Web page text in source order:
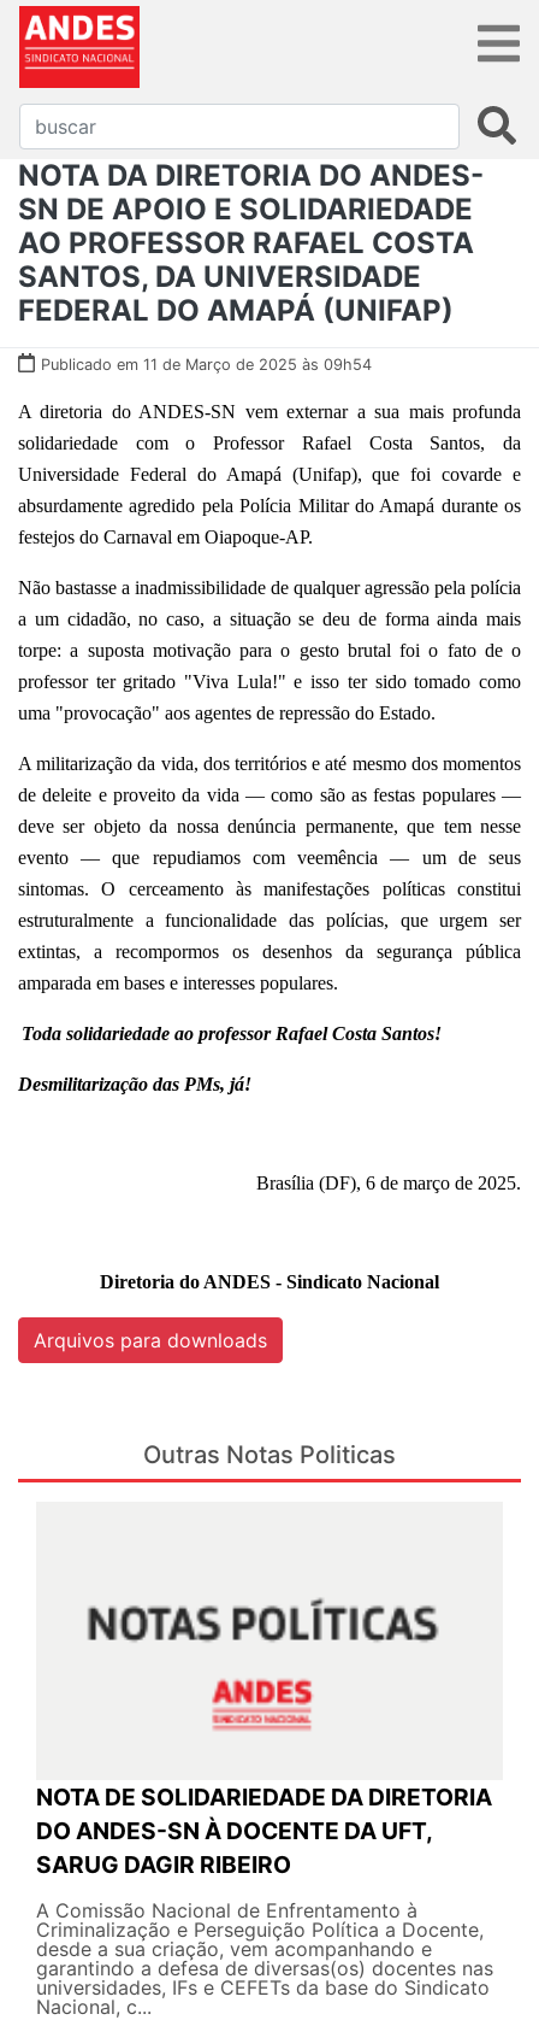
NOTA DA DIRETORIA DO ANDES-
SN DE APOIO E SOLIDARIEDADE
AO PROFESSOR RAFAEL COSTA
SANTOS, DA UNIVERSIDADE
FEDERAL DO AMAPÁ (UNIFAP)
Publicado em 11 de Março de 2025 às 09h54
A diretoria do ANDES-SN vem externar a sua mais profunda
solidariedade com o Professor Rafael Costa Santos, da
Universidade Federal do Amapá (Unifap), que foi covarde e
absurdamente agredido pela Polícia Militar do Amapá durante os
festejos do Carnaval em Oiapoque-AP.
Não bastasse a inadmissibilidade de qualquer agressão pela polícia
a um cidadão, no caso, a situação se deu de forma ainda mais
torpe: a suposta motivação para o gesto brutal foi o fato de o
professor ter gritado "Viva Lula!" e isso ter sido tomado como
uma "provocação" aos agentes de repressão do Estado.
A militarização da vida, dos territórios e até mesmo dos momentos
de deleite e proveito da vida — como são as festas populares —
deve ser objeto da nossa denúncia permanente, que tem nesse
evento — que repudiamos com veemência — um de seus
sintomas. O cerceamento às manifestações políticas constitui
estruturalmente a funcionalidade das polícias, que urgem ser
extintas, a recompormos os desenhos da segurança pública
amparada em bases e interesses populares.
Toda solidariedade ao professor Rafael Costa Santos!
Desmilitarização das PMs, já!
Brasília (DF), 6 de março de 2025.
Diretoria do ANDES - Sindicato Nacional
Arquivos para downloads
Outras Notas Politicas
NOTA DE SOLIDARIEDADE DA DIRETORIA
DO ANDES-SN À DOCENTE DA UFT,
SARUG DAGIR RIBEIRO
A Comissão Nacional de Enfrentamento à
Criminalização e Perseguição Política a Docente,
desde a sua criação, vem acompanhando e
garantindo a defesa de diversas(os) docentes nas
universidades, IFs e CEFETs da base do Sindicato
Nacional, c...